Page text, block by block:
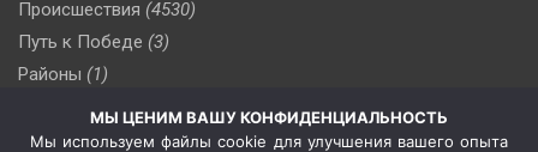
Происшествия (4530)
Путь к Победе (3)
Районы (1)
(510)
Сельское хозяйство (3)
МЫ ЦЕНИМ ВАШУ КОНФИДЕНЦИАЛЬНОСТЬ
Мы используем файлы cookie для улучшения вашего опыта